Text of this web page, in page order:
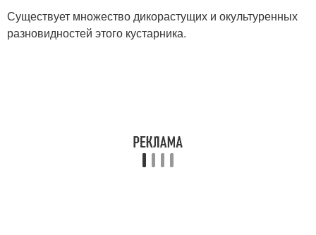
Существует множество дикорастущих и окультуренных
разновидностей этого кустарника.